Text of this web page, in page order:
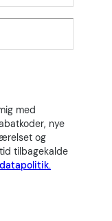
med
nye
og
tilbagekalde